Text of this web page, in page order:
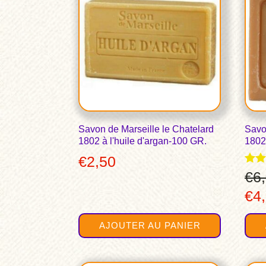
Savon de Marseille le Chatelard
1802 à l'huile d'argan-100 GR.
€2,50
AJOUTER AU PANIER
Note
5.00
sur
€
Le
€